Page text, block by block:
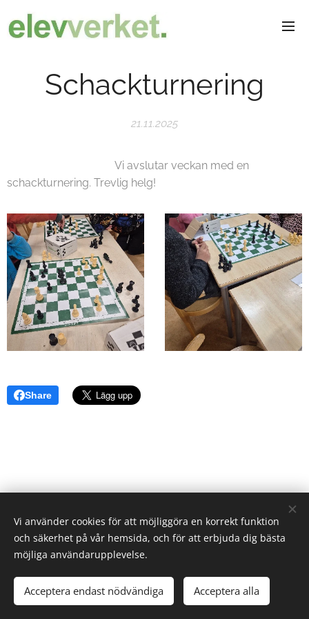
Schackturnering
21.11.2025
Vi avslutar veckan med en
schackturnering. Trevlig helg!
Share
Cookies
Vi använder cookies för att möjliggöra en korrekt funktion
och säkerhet på vår hemsida, och för att erbjuda dig bästa
möjliga användarupplevelse.
Acceptera endast nödvändiga Acceptera alla